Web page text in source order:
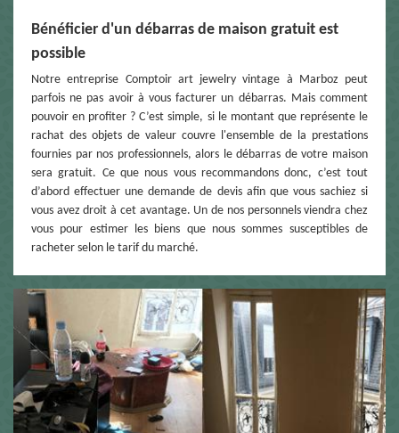
Bénéficier d'un débarras de maison gratuit est
possible
Notre entreprise Comptoir art jewelry vintage à Marboz peut
parfois ne pas avoir à vous facturer un débarras. Mais comment
pouvoir en profiter ? C’est simple, si le montant que représente le
rachat des objets de valeur couvre l'ensemble de la prestations
fournies par nos professionnels, alors le débarras de votre maison
sera gratuit. Ce que nous vous recommandons donc, c’est tout
d’abord effectuer une demande de devis afin que vous sachiez si
vous avez droit à cet avantage. Un de nos personnels viendra chez
vous pour estimer les biens que nous sommes susceptibles de
racheter selon le tarif du marché.